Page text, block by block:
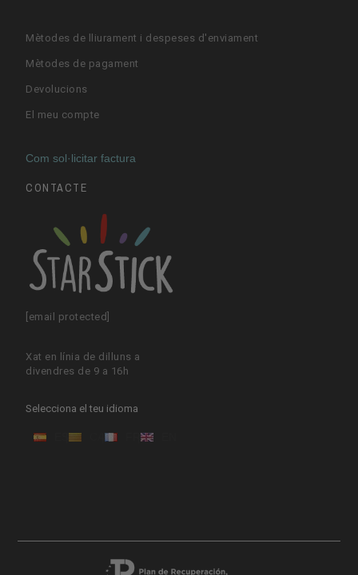
Mètodes de lliurament i despeses d'enviament
Mètodes de pagament
Devolucions
El meu compte
Com sol·licitar factura
CONTACTE
[email protected]
Xat en línia de dilluns a
divendres de 9 a 16h
Selecciona el teu idioma
ES CA FR